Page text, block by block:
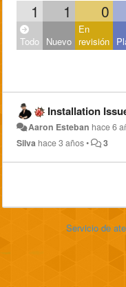
1 1 0
Todo Nuevo
En
revisión
Installation Issue - The
Aaron Esteban hace 6
Silva hace 3 años• 3
Servicio de